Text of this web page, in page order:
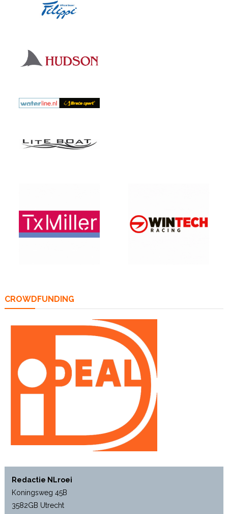
CROWDFUNDING
Redactie NLroei
Koningsweg 45B
3582GB Utrecht